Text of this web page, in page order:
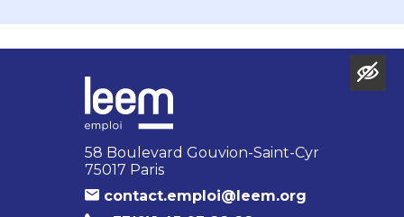
58 Boulevard Gouvion-Saint-Cyr
75017 Paris
contact.emploi@leem.org